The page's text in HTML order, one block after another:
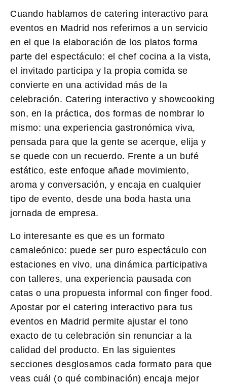
Cuando hablamos de catering interactivo para
eventos en Madrid nos referimos a un servicio
en el que la elaboración de los platos forma
parte del espectáculo: el chef cocina a la vista,
el invitado participa y la propia comida se
convierte en una actividad más de la
celebración. Catering interactivo y showcooking
son, en la práctica, dos formas de nombrar lo
mismo: una experiencia gastronómica viva,
pensada para que la gente se acerque, elija y
se quede con un recuerdo. Frente a un bufé
estático, este enfoque añade movimiento,
aroma y conversación, y encaja en cualquier
tipo de evento, desde una boda hasta una
jornada de empresa.
Lo interesante es que es un formato
camaleónico: puede ser puro espectáculo con
estaciones en vivo, una dinámica participativa
con talleres, una experiencia pausada con
catas o una propuesta informal con finger food.
Apostar por el catering interactivo para tus
eventos en Madrid permite ajustar el tono
exacto de tu celebración sin renunciar a la
calidad del producto. En las siguientes
secciones desglosamos cada formato para que
veas cuál (o qué combinación) encaja mejor